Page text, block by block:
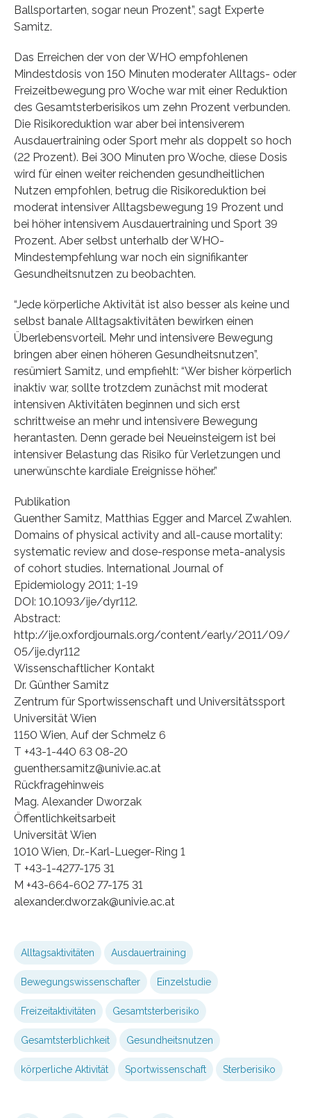
Ballsportarten, sogar neun Prozent”, sagt Experte
Samitz.
Das Erreichen der von der WHO empfohlenen
Mindestdosis von 150 Minuten moderater Alltags- oder
Freizeitbewegung pro Woche war mit einer Reduktion
des Gesamtsterberisikos um zehn Prozent verbunden.
Die Risikoreduktion war aber bei intensiverem
Ausdauertraining oder Sport mehr als doppelt so hoch
(22 Prozent). Bei 300 Minuten pro Woche, diese Dosis
wird für einen weiter reichenden gesundheitlichen
Nutzen empfohlen, betrug die Risikoreduktion bei
moderat intensiver Alltagsbewegung 19 Prozent und
bei höher intensivem Ausdauertraining und Sport 39
Prozent. Aber selbst unterhalb der WHO-
Mindestempfehlung war noch ein signifikanter
Gesundheitsnutzen zu beobachten.
“Jede körperliche Aktivität ist also besser als keine und
selbst banale Alltagsaktivitäten bewirken einen
Überlebensvorteil. Mehr und intensivere Bewegung
bringen aber einen höheren Gesundheitsnutzen”,
resümiert Samitz, und empfiehlt: “Wer bisher körperlich
inaktiv war, sollte trotzdem zunächst mit moderat
intensiven Aktivitäten beginnen und sich erst
schrittweise an mehr und intensivere Bewegung
herantasten. Denn gerade bei Neueinsteigern ist bei
intensiver Belastung das Risiko für Verletzungen und
unerwünschte kardiale Ereignisse höher.”
Publikation
Guenther Samitz, Matthias Egger and Marcel Zwahlen.
Domains of physical activity and all-cause mortality:
systematic review and dose-response meta-analysis
of cohort studies. International Journal of
Epidemiology 2011; 1-19
DOI: 10.1093/ije/dyr112.
Abstract:
http://ije.oxfordjournals.org/content/early/2011/09/
05/ije.dyr112
Wissenschaftlicher Kontakt
Dr. Günther Samitz
Zentrum für Sportwissenschaft und Universitätssport
Universität Wien
1150 Wien, Auf der Schmelz 6
T +43-1-440 63 08-20
guenther.samitz@univie.ac.at
Rückfragehinweis
Mag. Alexander Dworzak
Öffentlichkeitsarbeit
Universität Wien
1010 Wien, Dr.-Karl-Lueger-Ring 1
T +43-1-4277-175 31
M +43-664-602 77-175 31
alexander.dworzak@univie.ac.at
Alltagsaktivitäten Ausdauertraining
Bewegungswissenschafter Einzelstudie
Freizeitaktivitäten Gesamtsterberisiko
Gesamtsterblichkeit Gesundheitsnutzen
körperliche Aktivität Sportwissenschaft Sterberisiko